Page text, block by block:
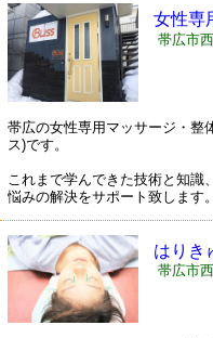
女性専
ティ
帯広市
帯広の女性専用マッサージ・
ス)です。
これまで学んできた技術と知識
悩みの解決をサポート致します
はりき
帯広市